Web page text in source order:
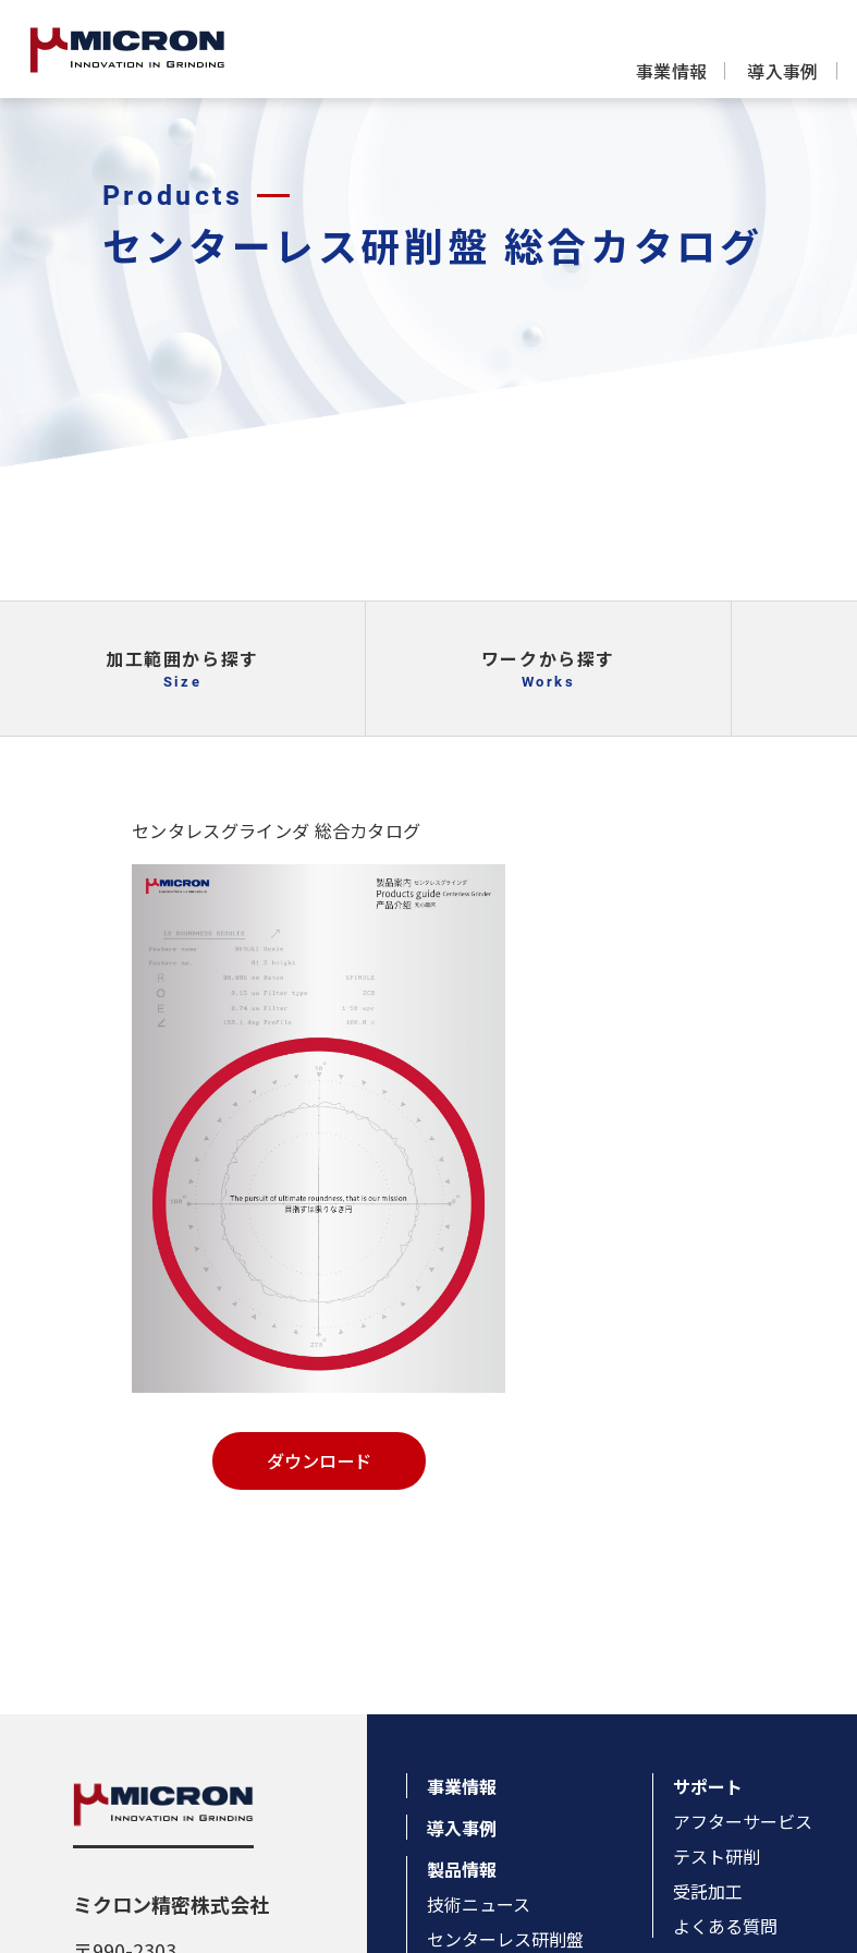
事業情報 導入事例
Products
センターレス研削盤 総合カタログ
加工範囲から探す
Size
ワークから探す
Works
センタレスグラインダ 総合カタログ
ダウンロード
ミクロン精密株式会社
事業情報
導入事例
製品情報
技術ニュース
センターレス研削盤
サポート
アフターサービス
テスト研削
受託加工
よくある質問